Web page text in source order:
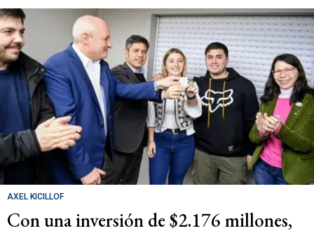
AXEL KICILLOF
Con una inversión de $2.176 millones,